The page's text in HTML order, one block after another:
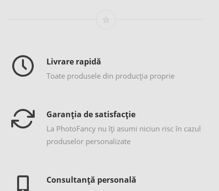
Livrare rapidă
Toate produsele din producția proprie
Garanția de satisfacție
La PhotoFancy nu îţi asumi niciun risc în cazul
produselor personalizate
Consultanță personală